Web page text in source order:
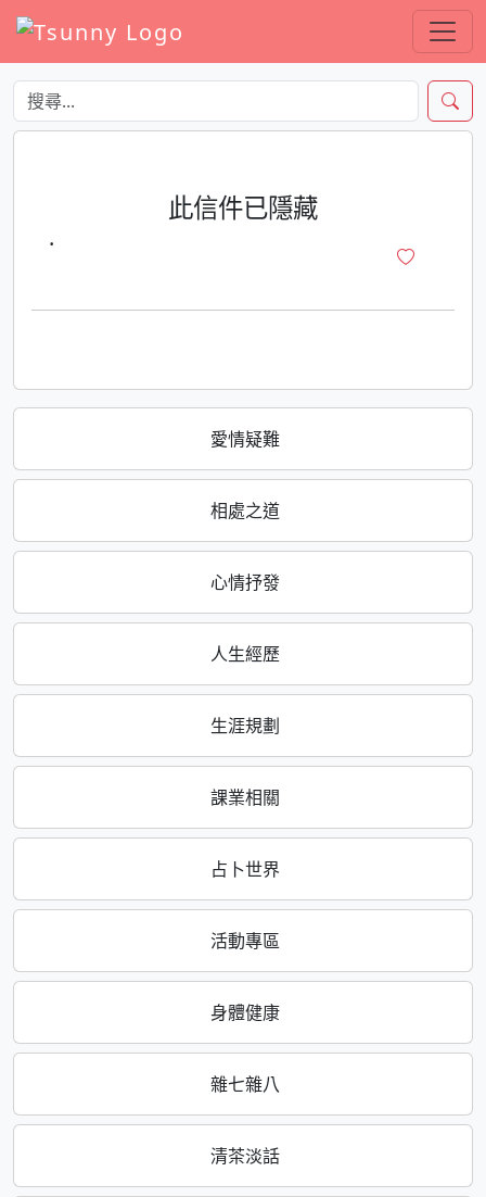
愛情疑難
相處之道
心情抒發
人生經歷
生涯規劃
課業相關
占卜世界
活動專區
身體健康
雜七雜八
清茶淡話
此信件已隱藏
·